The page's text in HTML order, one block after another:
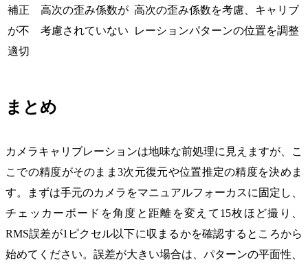
補正
が不
適切
高次の歪み係数が
考慮されていない
高次の歪み係数を考慮、キャリブ
レーションパターンの位置を調整
まとめ
カメラキャリブレーションは地味な前処理に見えますが、こ
こでの精度がそのまま3次元復元や位置推定の精度を決めま
す。まずは手元のカメラをマニュアルフォーカスに固定し、
チェッカーボードを角度と距離を変えて15枚ほど撮り、
RMS誤差が1ピクセル以下に収まるかを確認するところから
始めてください。誤差が大きい場合は、パターンの平面性、